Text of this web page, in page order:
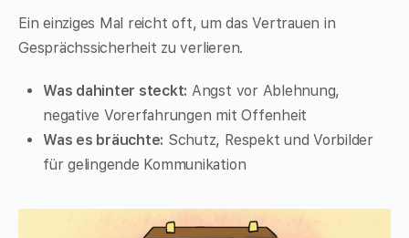
Ein einziges Mal reicht oft, um das Vertrauen in
Gesprächssicherheit zu verlieren.
Was dahinter steckt: Angst vor Ablehnung,
negative Vorerfahrungen mit Offenheit
Was es bräuchte: Schutz, Respekt und Vorbilder
für gelingende Kommunikation